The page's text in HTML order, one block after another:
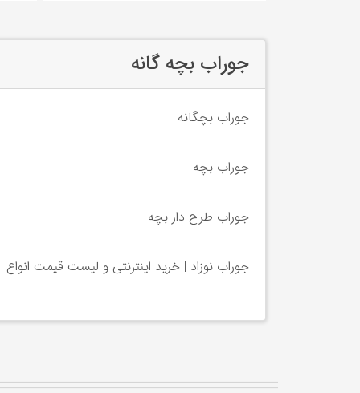
جوراب بچه گانه
جوراب بچگانه
جوراب بچه
جوراب طرح دار بچه
جوراب نوزاد | خرید اینترنتی و لیست قیمت انواع